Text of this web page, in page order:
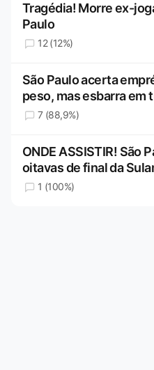
Tragédia! Morre ex-
Paulo
12 (12%)
São Paulo acerta
peso, mas esbarra em
7 (88,9%)
ONDE ASSISTIR! São
oitavas de final da
1 (100%)